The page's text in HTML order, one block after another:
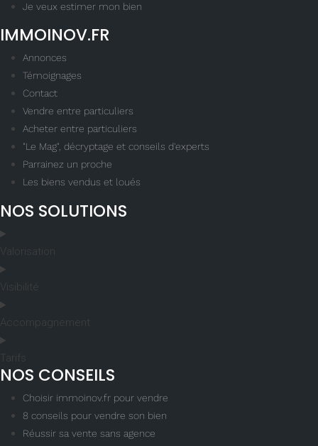
Je veux estimer mon bien
IMMOINOV.FR
Annonces
Témoignages
Contact
Vendre entre particuliers
Acheter entre particuliers
"Le Mag", décryptage et conseils d'experts
Parrainez un proche
Les biens vendus et loués
NOS SOLUTIONS
Valorisation
Visibilité
Accompagnement
Tarifs
NOS CONSEILS
Choisir immoinov.fr pour vendre
8 conseils pour vendre son bien
Réussir sa vente sans agence